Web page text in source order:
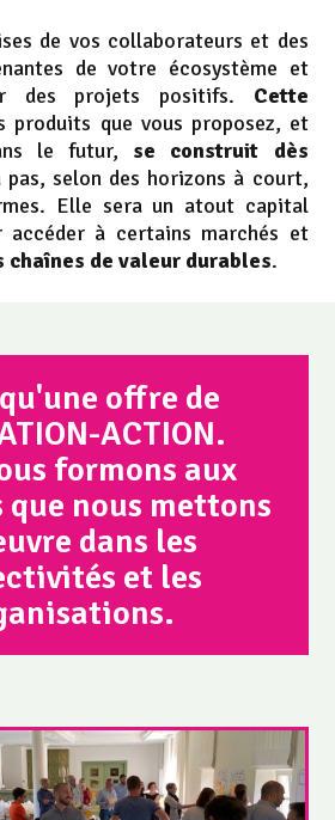
de vos collaborateurs et des
de votre écosystème et
des projets positifs. Cette
produits que vous proposez, et
le futur, se construit dès
pas, selon des horizons à court,
Elle sera un atout capital
à certains marchés et
chaînes de valeur durables.
offre de
ACTION.
formons aux
nous mettons
dans les
et les